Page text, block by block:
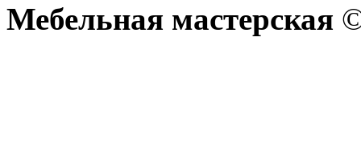
Мебельная мастерская